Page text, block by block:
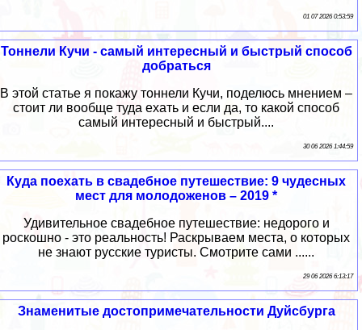
01 07 2026 0:53:59
Тоннели Кучи - самый интересный и быстрый способ
добраться
В этой статье я покажу тоннели Кучи, поделюсь мнением –
стоит ли вообще туда ехать и если да, то какой способ
самый интересный и быстрый....
30 06 2026 1:44:59
Куда поехать в свадебное путешествие: 9 чудесных
мест для молодоженов – 2019 *
Удивительное свадебное путешествие: недорого и
роскошно - это реальность! Раскрываем места, о которых
не знают русские туристы. Смотрите сами ......
29 06 2026 6:13:17
Знаменитые достопримечательности Дуйсбурга